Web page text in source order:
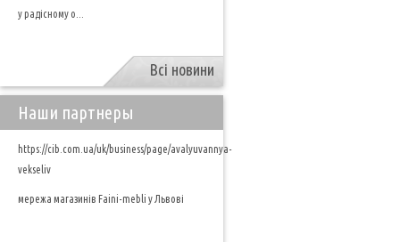
у радісному о...
Всі новини
Наши партнеры
https://cib.com.ua/uk/business/page/avalyuvannya-
vekseliv
мережа магазинів Faini-mebli у Львові